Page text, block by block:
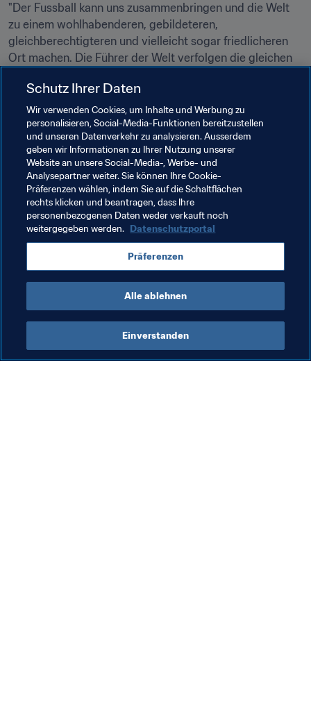
"Der Fussball kann uns zusammenbringen und die Welt
zu einem wohlhabenderen, gebildeteren,
gleichberechtigteren und vielleicht sogar friedlicheren
Ort machen. Die Führer der Welt verfolgen die gleichen
glaubwürdiger und zuverlässiger Partner zu sein", so der
FIFA-Präsident weiter.
Seine heutige Rede beim G20-Gipfel können Sie
vollständig abrufen.
Verwandte Dokumente
Verwandte Themen
FIFA-Präsident Organisation
Schutz Ihrer Daten
Wir verwenden Cookies, um Inhalte und Werbung zu
personalisieren, Social-Media-Funktionen bereitzustellen
und unseren Datenverkehr zu analysieren. Ausserdem
geben wir Informationen zu Ihrer Nutzung unserer
Website an unsere Social-Media-, Werbe- und
Analysepartner weiter. Sie können Ihre Cookie-
Präferenzen wählen, indem Sie auf die Schaltflächen
rechts klicken und beantragen, dass Ihre
personenbezogenen Daten weder verkauft noch
weitergegeben werden. Datenschutzportal
Präferenzen
Alle ablehnen
Einverstanden